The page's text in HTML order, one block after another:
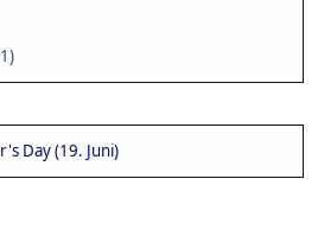
Day (19. Juni)